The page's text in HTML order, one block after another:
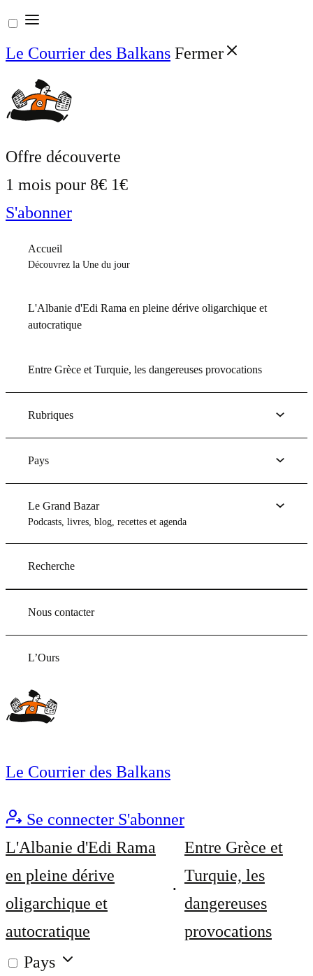
Aller
au
contenu
Le Courrier des Balkans Fermer
Offre découverte
1 mois pour 8€ 1€
S'abonner
Accueil
Découvrez la Une du jour
L'Albanie d'Edi Rama en pleine dérive oligarchique et
autocratique
Entre Grèce et Turquie, les dangereuses provocations
Rubriques
Pays
Le Grand Bazar
Podcasts, livres, blog, recettes et agenda
Recherche
Nous contacter
L’Ours
Le Courrier des Balkans
Se connecter S'abonner
L'Albanie d'Edi Rama
en pleine dérive
oligarchique et
autocratique
Entre Grèce et
Turquie, les
dangereuses
provocations
Pays